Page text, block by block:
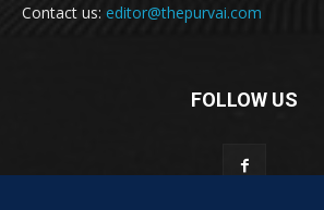
Contact us: editor@thepurvai.com
FOLLOW US